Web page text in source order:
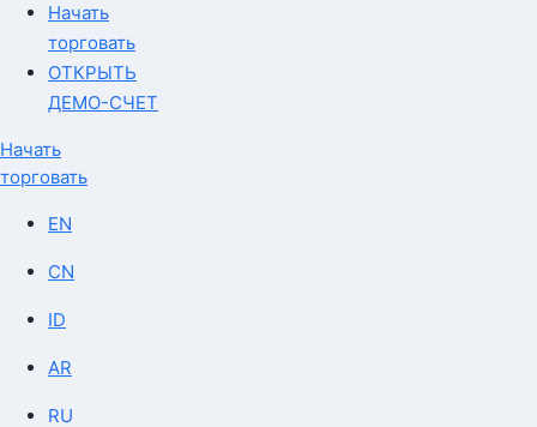
Начать
торговать
ОТКРЫТЬ
ДЕМО-СЧЕТ
Начать
торговать
EN
CN
ID
AR
RU